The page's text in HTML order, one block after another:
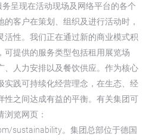
呈现在活动现场及网络平台的各个
客户在策划、组织及进行活动时，
活性。我们正在通过新的商业模式积
可提供的服务类型包括租用展览场
、人力安排以及餐饮供应。作为核心
实践可持续化经营理念，在生态、经
性之间达成有益的平衡。有关集团可
览网页：
sustainability。集团总部位于德国